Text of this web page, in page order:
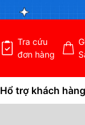
Tra cứu
đơn hàng
Hổ trợ khách hàng